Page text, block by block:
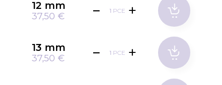
12 mm
37,50 €
PCE
13 mm
37,50 €
PCE